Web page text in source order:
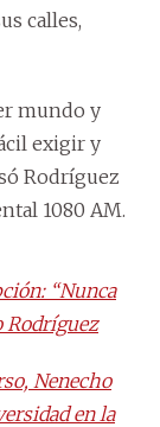
calles,
mundo y
exigir y
Rodríguez
1080 AM.
“Nunca
Rodríguez
Nenecho
en la